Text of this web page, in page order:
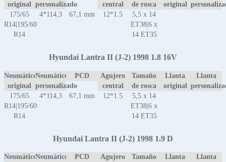
original personalizado
central
de rosca
original
175/65
R14|195/60
R14
4*114,3 67,1 mm 12*1.5
5,5 x 14
ET38|6 x
14 ET35
Hyundai Lantra II (J-2) 1998 1.8 16V
Neumático
original
Neumático
personalizado
PCD
Agujero
central
Tamaño
de rosca
Llanta
original
Llanta
175/65
R14|195/60
R14
4*114,3 67,1 mm 12*1.5
5,5 x 14
ET38|6 x
14 ET35
Hyundai Lantra II (J-2) 1998 1.9 D
NeumáticoNeumático
PCD
Agujero
Tamaño
Llanta
Llanta